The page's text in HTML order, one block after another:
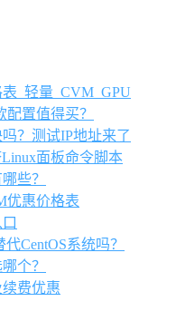
_轻量_CVM_GPU
置值得买？
？测试IP地址来了
Linux面板命令脚本
些？
优惠价格表
CentOS系统吗？
个？
费优惠